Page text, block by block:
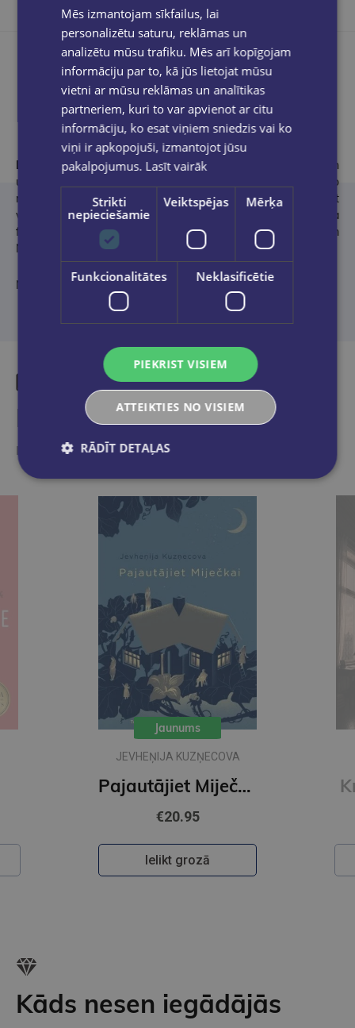
Produkta apraksts
Dr. Klaudija Beinerteun viņas dvīņumāsa Nadja ir dzimušas un
uzaugušas Štasfurtē. Abas studējušas starptautisko
menedžmentu Magdeburgā. Pirms Klaudija mīlestību pret
vēsturiskiem romāniem padarīja par savu profesiju, viņa ieņēma
finanšu vadības profesores amatu. Jaunākā no dvīņumāsām
Nadja jau vairākus gadus darbojas filmu nozarē.
No vācu valodas tulkojusi Sinda Krastiņa
Līdzīgas preces
Ieskaties, varbūt noder
Jaunums
JEVHEŅIJA KUZŅECOVA
Pajautājiet Miječkai
€20.95
Ielikt grozā
Kāds nesen iegādājās
Mēs izmantojam sīkfailus, lai
personalizētu saturu, reklāmas un
analizētu mūsu trafiku. Mēs arī kopīgojam
informāciju par to, kā jūs lietojat mūsu
vietni ar mūsu reklāmas un analītikas
partneriem, kuri to var apvienot ar citu
informāciju, ko esat viņiem sniedzis vai ko
viņi ir apkopojuši, izmantojot jūsu
pakalpojumus. Lasīt vairāk
Strikti
nepieciešamie
Veiktspējas Mērķa
Funkcionalitātes Neklasificētie
PIEKRIST VISIEM
ATTEIKTIES NO VISIEM
RĀDĪT DETAĻAS